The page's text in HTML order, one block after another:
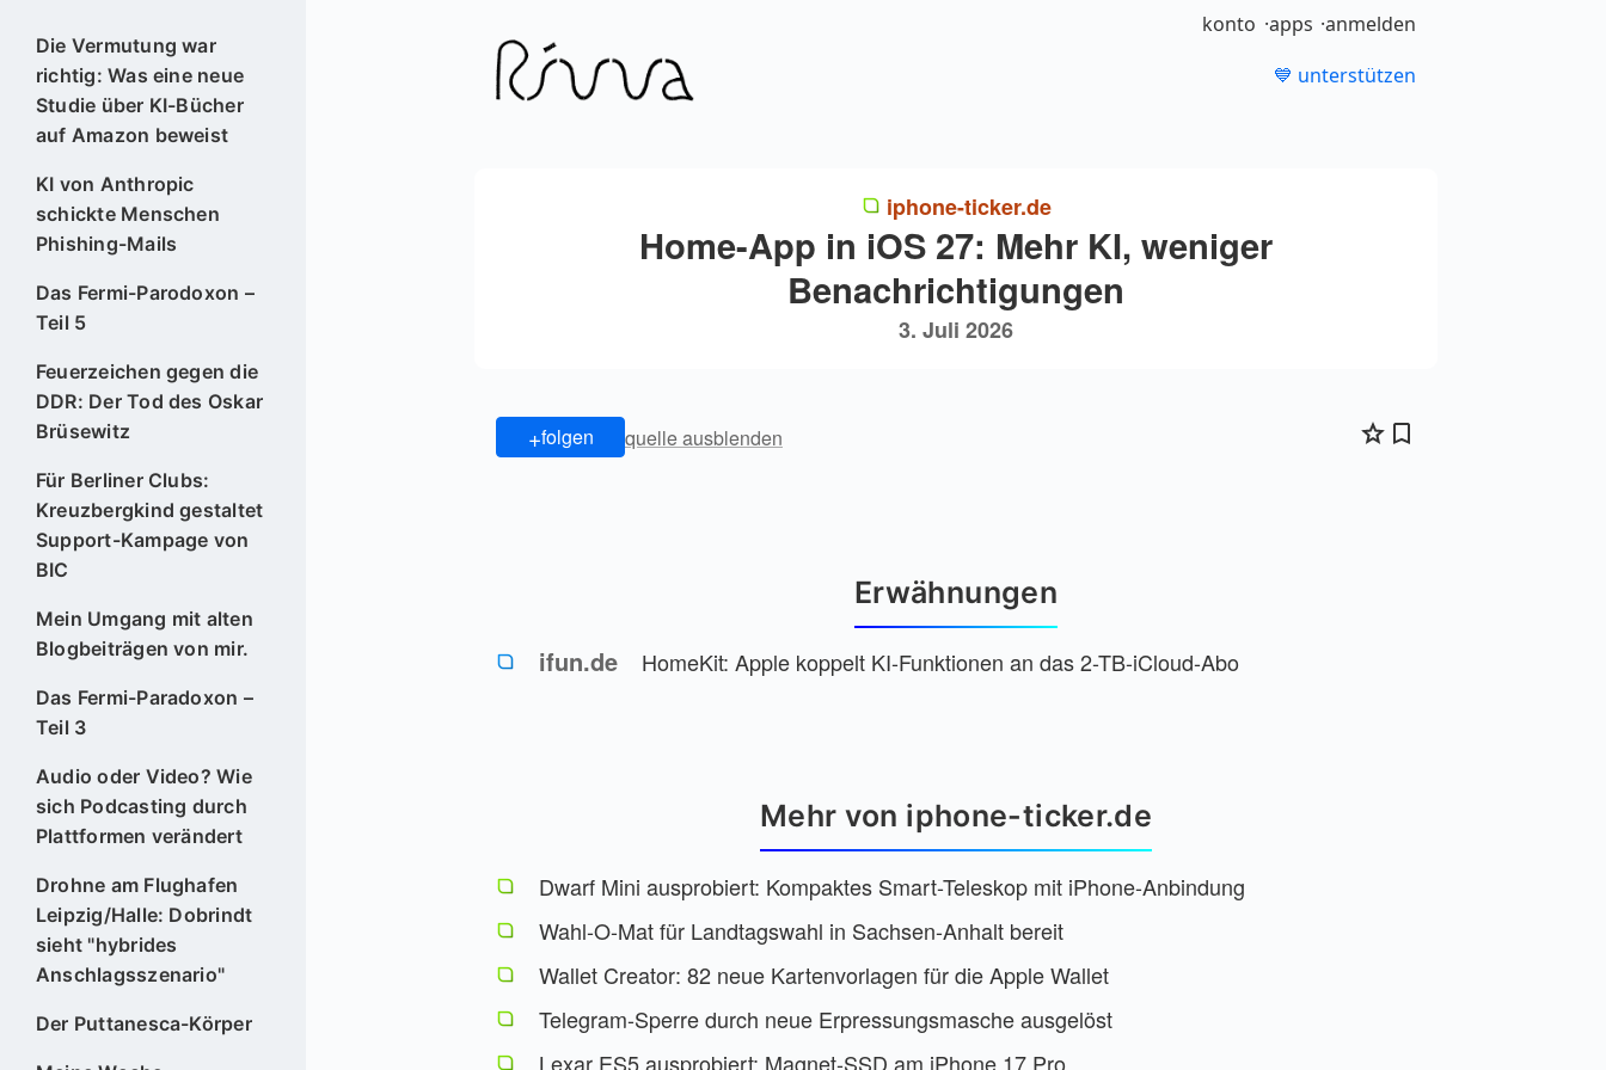
Die Vermutung war
richtig: Was eine neue
Studie über KI-Bücher
auf Amazon beweist
KI von Anthropic
schickte Menschen
Phishing-Mails
Das Fermi-Parodoxon –
Teil 5
Feuerzeichen gegen die
DDR: Der Tod des Oskar
Brüsewitz
Für Berliner Clubs:
Kreuzbergkind gestaltet
Support-Kampage von
BIC
Mein Umgang mit alten
Blogbeiträgen von mir.
Das Fermi-Paradoxon –
Teil 3
Audio oder Video? Wie
sich Podcasting durch
Plattformen verändert
Drohne am Flughafen
Leipzig/Halle: Dobrindt
sieht "hybrides
Anschlagsszenario"
Der Puttanesca-Körper
konto apps anmelden
💙 unterstützen
iphone-ticker.de
Home-App in iOS 27: Mehr KI, weniger
Benachrichtigungen
3. Juli 2026
+folgen quelle ausblenden
Erwähnungen
ifun.de HomeKit: Apple koppelt KI-Funktionen an das 2-TB-iCloud-Abo
Mehr von iphone-ticker.de
Dwarf Mini ausprobiert: Kompaktes Smart-Teleskop mit iPhone-Anbindung
Wahl-O-Mat für Landtagswahl in Sachsen-Anhalt bereit
Wallet Creator: 82 neue Kartenvorlagen für die Apple Wallet
Telegram-Sperre durch neue Erpressungsmasche ausgelöst
Lexar ES5 ausprobiert: Magnet-SSD am iPhone 17 Pro